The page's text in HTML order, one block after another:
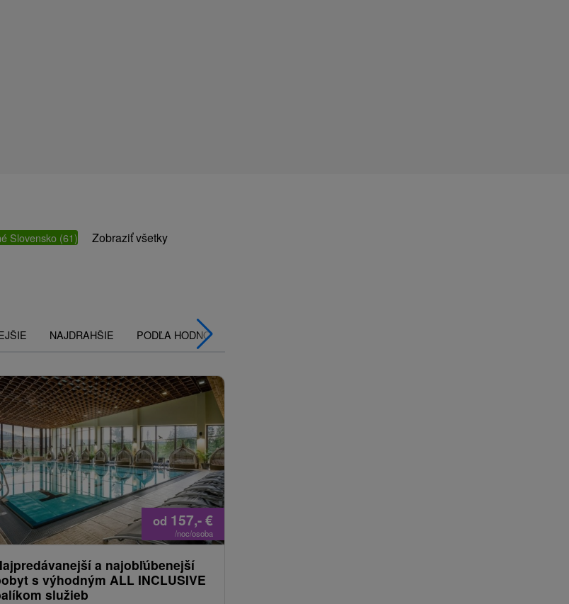
Slovensko (61) Zobraziť všetky
NAJDRAHŠIE PODĽA HODNOTENÍ
od 157,-€
/noc/osoba
a najobľúbenejší
s výhodným ALL INCLUSIVE
služieb